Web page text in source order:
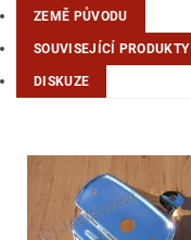
ZEMĚ PŮVODU
SOUVISEJÍCÍ PRODUKTY
DISKUZE